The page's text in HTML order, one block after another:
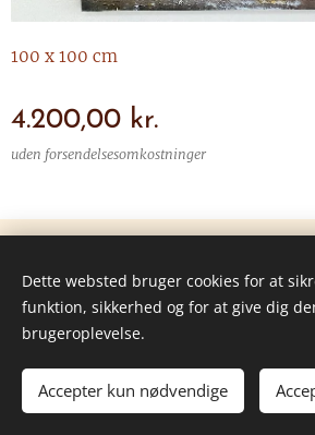
100 x 100 cm
4.200,00 kr.
uden forsendelsesomkostninger
TILFØJ TIL
Opdateret 6-7-2025
Dette websted bruger cookies for at
funktion, sikkerhed og for at give dig
brugeroplevelse.
Accepter kun nødvendige